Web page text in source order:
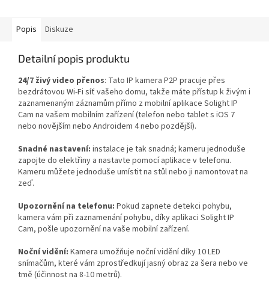
Popis Diskuze
Detailní popis produktu
24/7 živý video přenos: Tato IP kamera P2P pracuje přes
bezdrátovou Wi-Fi síť vašeho domu, takže máte přístup k živým i
zaznamenaným záznamům přímo z mobilní aplikace Solight IP
Cam na vašem mobilním zařízení (telefon nebo tablet s iOS 7
nebo novějším nebo Androidem 4 nebo pozdější).
Snadné nastavení: instalace je tak snadná; kameru jednoduše
zapojte do elektřiny a nastavte pomocí aplikace v telefonu.
Kameru můžete jednoduše umístit na stůl nebo ji namontovat na
zeď.
Upozornění na telefonu: Pokud zapnete detekci pohybu,
kamera vám při zaznamenání pohybu, díky aplikaci Solight IP
Cam, pošle upozornění na vaše mobilní zařízení.
Noční vidění: Kamera umožňuje noční vidění díky 10 LED
snímačům, které vám zprostředkují jasný obraz za šera nebo ve
tmě (účinnost na 8-10 metrů).